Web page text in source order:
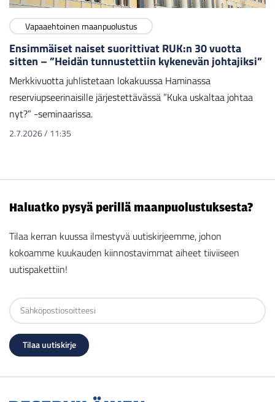
Vapaaehtoinen maanpuolustus
Ensimmäiset naiset suorittivat RUK:n 30 vuotta
sitten – ”Heidän tunnustettiin kykenevän johtajiksi”
Merkkivuotta juhlistetaan lokakuussa Haminassa
reserviupseerinaisille järjestettävässä ”Kuka uskaltaa johtaa
nyt?” -seminaarissa.
2.7.2026/ 11:35
Haluatko pysyä perillä maanpuolustuksesta?
Tilaa kerran kuussa ilmestyvä uutiskirjeemme, johon
kokoamme kuukauden kiinnostavimmat aiheet tiiviiseen
uutispakettiin!